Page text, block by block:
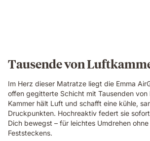
fibrous
showing
the
material
technology
of
the
Tausende von
Im Herz dieser Matratze liegt die Emma
offen gegitterte Schicht mit Tausenden
Kammer hält Luft und schafft eine kühle,
Druckpunkten. Hochreaktiv federt sie
Dich bewegst – für leichtes Umdrehen
Feststeckens.